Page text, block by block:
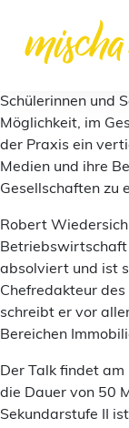
Schülerinnen und
Möglichkeit, im
der Praxis ein
Medien und ihre
Gesellschaften zu
Robert
Betriebswirtschaft
absolviert und ist
Chefredakteur
schreibt er vor
Bereichen
Der Talk findet
die Dauer von 50
Sekundarstufe II